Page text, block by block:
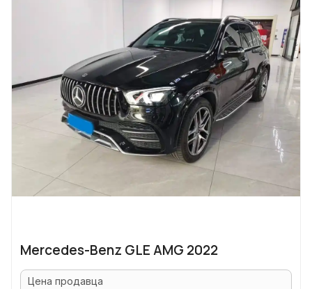
Mercedes-Benz GLE AMG 2022
Цена продавца